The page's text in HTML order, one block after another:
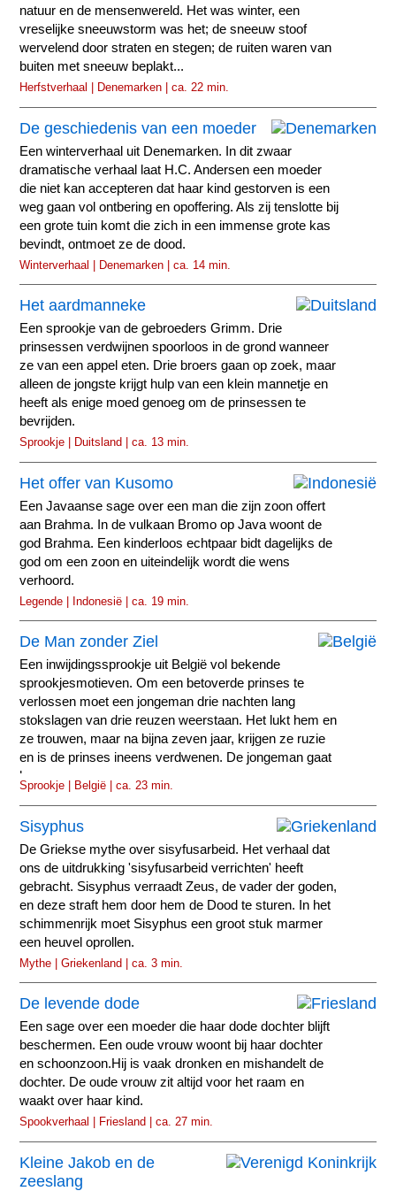
natuur en de mensenwereld. Het was winter, een
vreselijke sneeuwstorm was het; de sneeuw stoof
wervelend door straten en stegen; de ruiten waren van
buiten met sneeuw beplakt...
Herfstverhaal | Denemarken | ca. 22 min.
De geschiedenis van een moeder
Een winterverhaal uit Denemarken. In dit zwaar
dramatische verhaal laat H.C. Andersen een moeder
die niet kan accepteren dat haar kind gestorven is een
weg gaan vol ontbering en opoffering. Als zij tenslotte bij
een grote tuin komt die zich in een immense grote kas
bevindt, ontmoet ze de dood.
Winterverhaal | Denemarken | ca. 14 min.
Het aardmanneke
Een sprookje van de gebroeders Grimm. Drie
prinsessen verdwijnen spoorloos in de grond wanneer
ze van een appel eten. Drie broers gaan op zoek, maar
alleen de jongste krijgt hulp van een klein mannetje en
heeft als enige moed genoeg om de prinsessen te
bevrijden.
Sprookje | Duitsland | ca. 13 min.
Het offer van Kusomo
Een Javaanse sage over een man die zijn zoon offert
aan Brahma. In de vulkaan Bromo op Java woont de
god Brahma. Een kinderloos echtpaar bidt dagelijks de
god om een zoon en uiteindelijk wordt die wens
verhoord.
Legende | Indonesië | ca. 19 min.
De Man zonder Ziel
Een inwijdingssprookje uit België vol bekende
sprookjesmotieven. Om een betoverde prinses te
verlossen moet een jongeman drie nachten lang
stokslagen van drie reuzen weerstaan. Het lukt hem en
ze trouwen, maar na bijna zeven jaar, krijgen ze ruzie
en is de prinses ineens verdwenen. De jongeman gaat
langs zon...
Sprookje | België | ca. 23 min.
Sisyphus
De Griekse mythe over sisyfusarbeid. Het verhaal dat
ons de uitdrukking 'sisyfusarbeid verrichten' heeft
gebracht. Sisyphus verraadt Zeus, de vader der goden,
en deze straft hem door hem de Dood te sturen. In het
schimmenrijk moet Sisyphus een groot stuk marmer
een heuvel oprollen.
Mythe | Griekenland | ca. 3 min.
De levende dode
Een sage over een moeder die haar dode dochter blijft
beschermen. Een oude vrouw woont bij haar dochter
en schoonzoon.Hij is vaak dronken en mishandelt de
dochter. De oude vrouw zit altijd voor het raam en
waakt over haar kind.
Spookverhaal | Friesland | ca. 27 min.
Kleine Jakob en de
zeeslang